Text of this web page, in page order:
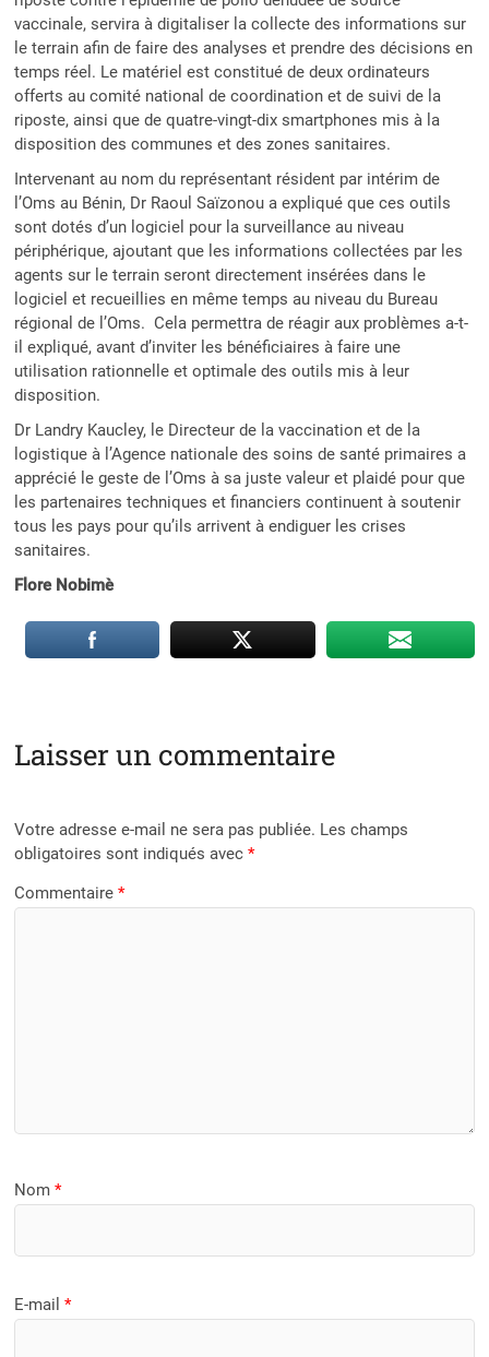
vaccinale, servira à digitaliser la collecte des informations sur
le terrain afin de faire des analyses et prendre des décisions en
temps réel. Le matériel est constitué de deux ordinateurs
offerts au comité national de coordination et de suivi de la
riposte, ainsi que de quatre-vingt-dix smartphones mis à la
disposition des communes et des zones sanitaires.
Intervenant au nom du représentant résident par intérim de
l’Oms au Bénin, Dr Raoul Saïzonou a expliqué que ces outils
sont dotés d’un logiciel pour la surveillance au niveau
périphérique, ajoutant que les informations collectées par les
agents sur le terrain seront directement insérées dans le
logiciel et recueillies en même temps au niveau du Bureau
régional de l’Oms. Cela permettra de réagir aux problèmes a-t-
il expliqué, avant d’inviter les bénéficiaires à faire une
utilisation rationnelle et optimale des outils mis à leur
disposition.
Dr Landry Kaucley, le Directeur de la vaccination et de la
logistique à l’Agence nationale des soins de santé primaires a
apprécié le geste de l’Oms à sa juste valeur et plaidé pour que
les partenaires techniques et financiers continuent à soutenir
tous les pays pour qu’ils arrivent à endiguer les crises
sanitaires.
Flore Nobimè
Laisser un commentaire
Votre adresse e-mail ne sera pas publiée. Les champs
obligatoires sont indiqués avec*
Commentaire*
Nom*
E-mail*